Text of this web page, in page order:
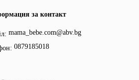
за контакт
mama_bebe.com@abv.bg
0879185018